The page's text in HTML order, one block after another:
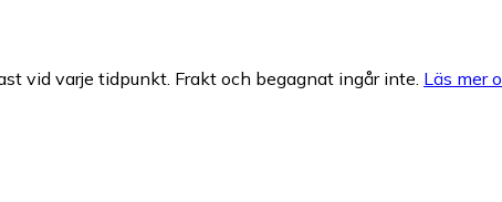
vid varje tidpunkt. Frakt och begagnat ingår inte. Läs mer